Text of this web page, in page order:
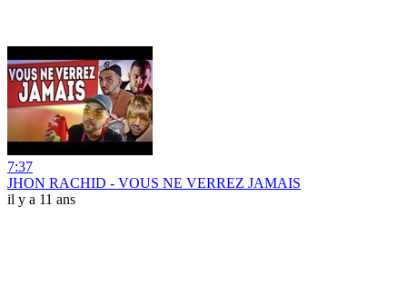
7:37
JHON RACHID - VOUS NE VERREZ JAMAIS
il y a 11 ans